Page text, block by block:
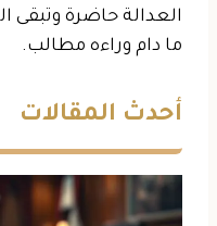
العدالة حاضرة وتبقى
ما دام وراءه مطالب.
أحدث المقالات